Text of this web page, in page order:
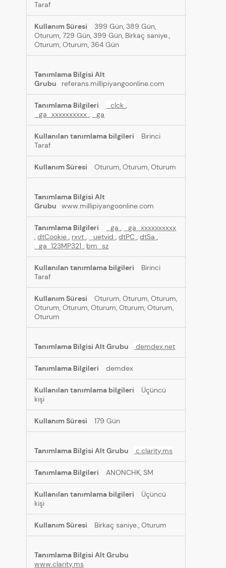
Taraf
399 Gün, 389 Gün,
Oturum, 729 Gün, 399 Gün, Birkaç saniye.,
Oturum, Oturum, 364 Gün
referans.millipiyangoonline.com
_clck,
_ga_xxxxxxxxxx, _ga
Birinci
Taraf
Oturum, Oturum, Oturum
www.millipiyangoonline.com
_ga,
_ga_xxxxxxxxxx
,dtCookie, rxvt, _uetvid,dtPC,dtSa,
_ga_123MP321, bm_sz
Birinci
Taraf
Oturum, Oturum, Oturum,
Oturum, Oturum, Oturum, Oturum, Oturum,
Oturum
demdex.net
demdex
Üçüncü
kişi
179 Gün
c.clarity.ms
ANONCHK, SM
Üçüncü
kişi
Birkaç saniye., Oturum
www.clarity.ms